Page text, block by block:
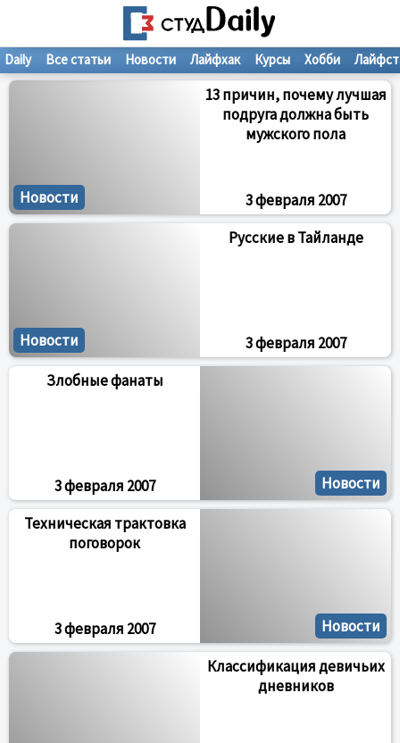
Daily Все статьи Новости Лайфхак Курсы Хобби
Новости
13 причин, почему лучшая
подруга должна быть
мужского пола
3 февраля 2007
Новости
Русские в Тайланде
3 февраля 2007
Новости
Злобные фанаты
3 февраля 2007
Новости
Техническая трактовка
поговорок
3 февраля 2007
Классификация девичьих
дневников